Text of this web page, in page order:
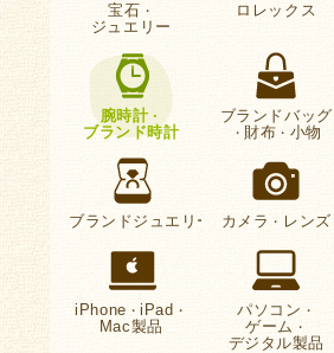
宝石 ・
ジュエリー
ロレックス
腕時計・
ブランド時計
ブランドバッグ
・ 財布 ・ 小物
ブランドジュエリー カメラ ・ レンズ
iPhone ・iPad ・
Mac製品
パソコン ・
ゲーム ・
デジタル製品